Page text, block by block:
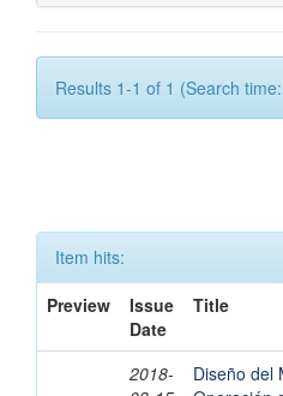
Results 1-1 of 1 (Search
Item hits:
Preview
Issue
Date
Title
2018-
Diseño del